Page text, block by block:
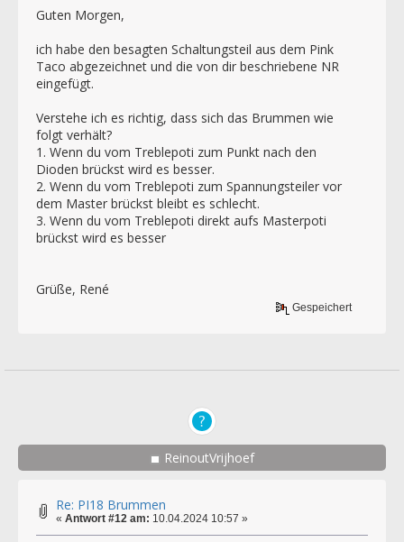
Guten Morgen,
ich habe den besagten Schaltungsteil aus dem Pink
Taco abgezeichnet und die von dir beschriebene NR
eingefügt.
Verstehe ich es richtig, dass sich das Brummen wie
folgt verhält?
1. Wenn du vom Treblepoti zum Punkt nach den
Dioden brückst wird es besser.
2. Wenn du vom Treblepoti zum Spannungsteiler vor
dem Master brückst bleibt es schlecht.
3. Wenn du vom Treblepoti direkt aufs Masterpoti
brückst wird es besser
Grüße, René
Gespeichert
ReinoutVrijhoef
Re: PI18 Brummen
« Antwort #12 am: 10.04.2024 10:57 »